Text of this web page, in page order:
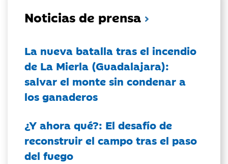
Noticias de prensa
La nueva batalla tras el incendio
de La Mierla (Guadalajara):
salvar el monte sin condenar a
los ganaderos
¿Y ahora qué?: El desafío de
reconstruir el campo tras el paso
del fuego